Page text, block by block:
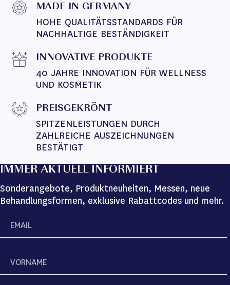
MADE IN GERMANY
HOHE QUALITÄTSSTANDARDS FÜR
NACHHALTIGE BESTÄNDIGKEIT
INNOVATIVE PRODUKTE
40 JAHRE INNOVATION FÜR WELLNESS
UND KOSMETIK
PREISGEKRÖNT
SPITZENLEISTUNGEN DURCH
ZAHLREICHE AUSZEICHNUNGEN
BESTÄTIGT
IMMER AKTUELL INFORMIERT
Sonderangebote, Produktneuheiten, Messen, neue
Behandlungsformen, exklusive Rabattcodes und mehr.